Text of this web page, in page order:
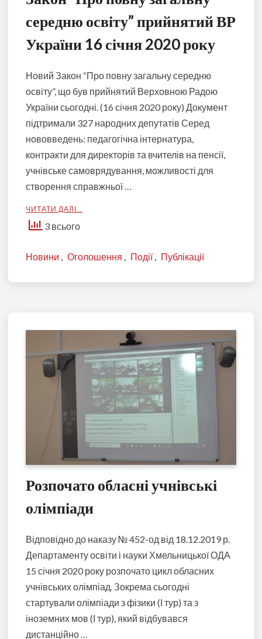
середню освіту” прийнятий ВР
України 16 січня 2020 року
Новий Закон “Про повну загальну середню
освіту”, що був прийнятий Верховною Радою
України сьогодні. (16 січня 2020 року) Документ
підтримали 327 народних депутатів Серед
нововведень: педагогічна інтернатура,
контракти для директорів та вчителів на пенсії,
учнівське самоврядування, можливості для
створення справжньої …
ЧИТАТИ ДАЛІ…
3 всього
Новини , Оголошення , Події, Публікації
Розпочато обласні учнівські
олімпіади
Відповідно до наказу № 452-од від 18.12.2019 р.
Департаменту освіти і науки Хмельницької ОДА
15 січня 2020 року розпочато цикл обласних
учнівських олімпіад. Зокрема сьогодні
стартували олімпіади з фізики (І тур) та з
іноземних мов (І тур), який відбувався
дистанційно …